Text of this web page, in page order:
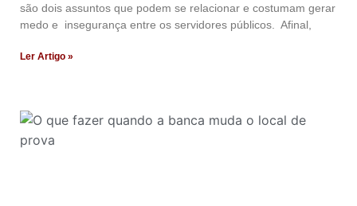
são dois assuntos que podem se relacionar e costumam gerar
medo e insegurança entre os servidores públicos. Afinal,
Ler Artigo »